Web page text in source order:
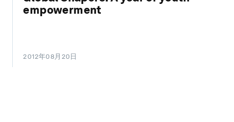
empowerment
2012年08月20日